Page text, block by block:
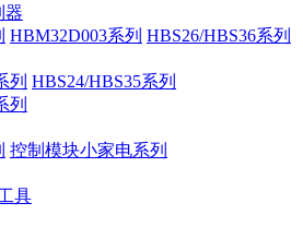
器
HBM32D003系列 HBS26/HBS36系列
列 HBS24/HBS35系列
列
控制模块小家电系列
具